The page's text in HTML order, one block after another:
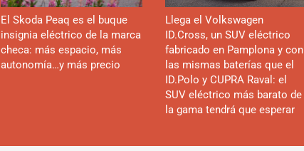
El Skoda Peaq es el buque
insignia eléctrico de la marca
checa: más espacio, más
autonomía…y más precio
Llega el Volkswagen
ID.Cross, un SUV eléctrico
fabricado en Pamplona y con
las mismas baterías que el
ID.Polo y CUPRA Raval: el
SUV eléctrico más barato de
la gama tendrá que esperar